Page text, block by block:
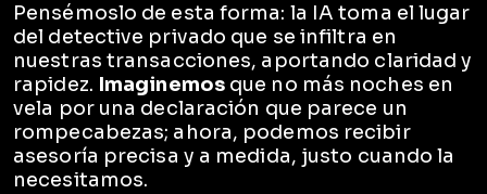
Pensémoslo de esta forma: la IA toma el lugar
del detective privado que se infiltra en
nuestras transacciones, aportando claridad y
rapidez. Imaginemosque no más noches en
vela por una declaración que parece un
rompecabezas; ahora, podemos recibir
asesoría precisa y a medida, justo cuando la
necesitamos.